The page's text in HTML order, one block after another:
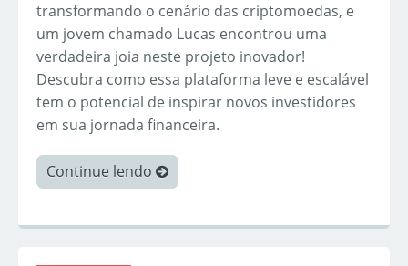
transformando o cenário das criptomoedas, e
um jovem chamado Lucas encontrou uma
verdadeira joia neste projeto inovador!
Descubra como essa plataforma leve e escalável
tem o potencial de inspirar novos investidores
em sua jornada financeira.
Continue lendo